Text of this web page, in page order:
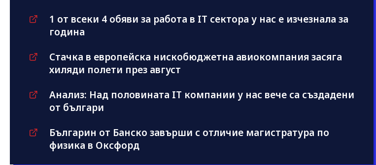
1 от всеки 4 обяви за работа в IT сектора у нас е изчезнала за
година
Стачка в европейска нискобюджетна авиокомпания засяга
хиляди полети през август
Анализ: Над половината IT компании у нас вече са създадени
от българи
Българин от Банско завърши с отличие магистратура по
физика в Оксфорд